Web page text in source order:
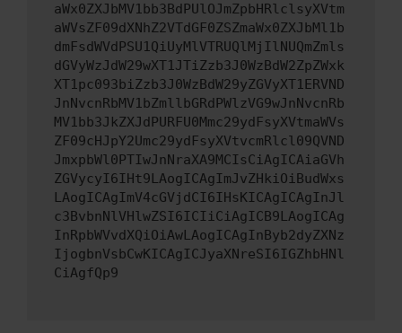
aWx0ZXJbMV1bb3BdPUlOJmZpbHRlclsyXVtm
aWVsZF09dXNhZ2VTdGF0ZSZmaWx0ZXJbMl1b
dmFsdWVdPSU1QiUyMlVTRUQlMjIlNUQmZmls
dGVyWzJdW29wXT1JTiZzb3J0WzBdW2ZpZWxk
XT1pc093biZzb3J0WzBdW29yZGVyXT1ERVND
JnNvcnRbMV1bZmllbGRdPWlzVG9wJnNvcnRb
MV1bb3JkZXJdPURFU0Mmc29ydFsyXVtmaWVs
ZF09cHJpY2Umc29ydFsyXVtvcmRlcl09QVND
JmxpbWl0PTIwJnNraXA9MCIsCiAgICAiaGVh
ZGVycyI6IHt9LAogICAgImJvZHkiOiBudWxs
LAogICAgImV4cGVjdCI6IHsKICAgICAgInJl
c3BvbnNlVHlwZSI6ICIiCiAgICB9LAogICAg
InRpbWVvdXQiOiAwLAogICAgInByb2dyZXNz
IjogbnVsbCwKICAgICJyaXNreSI6IGZhbHNl
CiAgfQp9